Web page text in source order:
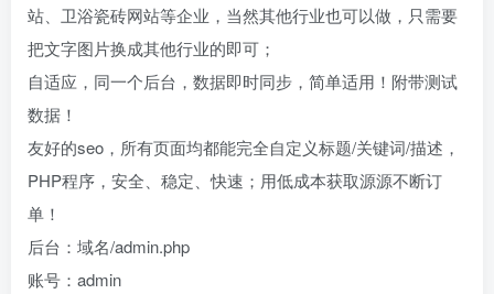
站、卫浴瓷砖网站等企业，当然其他行业也可以做，只需要
把文字图片换成其他行业的即可；
自适应，同一个后台，数据即时同步，简单适用！附带测试
数据！
友好的seo，所有页面均都能完全自定义标题/关键词/描述，
PHP程序，安全、稳定、快速；用低成本获取源源不断订
单！
后台：域名/admin.php
账号：admin